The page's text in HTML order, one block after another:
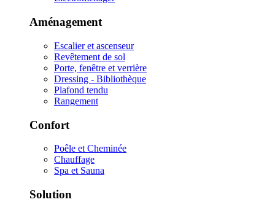
Aménagement
Escalier et ascenseur
Revêtement de sol
Porte, fenêtre et verrière
Dressing - Bibliothèque
Plafond tendu
Rangement
Confort
Poêle et Cheminée
Chauffage
Spa et Sauna
Solution